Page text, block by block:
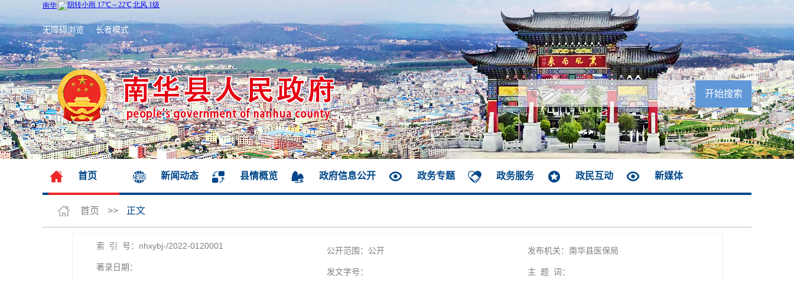
无障碍浏览 长者模式
首页 新闻动态 县情概览 政府信息公开 政务专题 政务服务 政民互动 新媒体
首页 >> 正文
索 引 号：nhxybj-/2022-0120001 公开范围：公开
发布机关：南华县医保局
著录日期：
发文字号： 主 题 词：